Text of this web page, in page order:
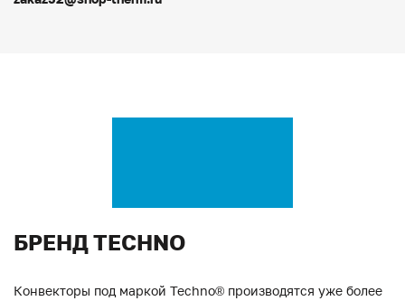
БРЕНД TECHNO
Конвекторы под маркой Techno® производятся уже более